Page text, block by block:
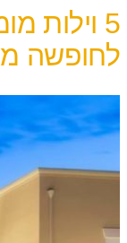
5 וילות
לחופשה